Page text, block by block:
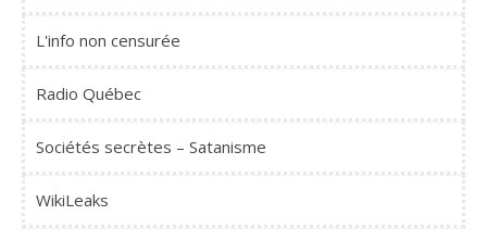
L'info non censurée
Radio Québec
Sociétés secrètes – Satanisme
WikiLeaks